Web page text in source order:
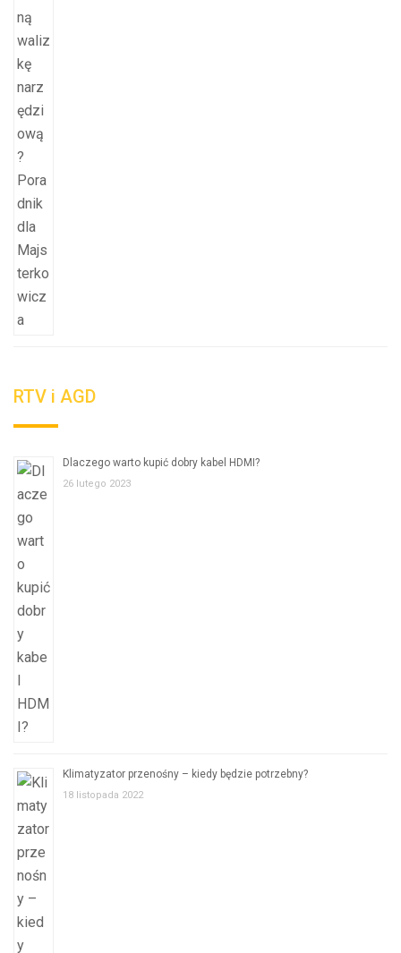
RTV i AGD
Dlaczego warto kupić dobry kabel HDMI?
26 lutego 2023
Klimatyzator przenośny – kiedy będzie potrzebny?
18 listopada 2022